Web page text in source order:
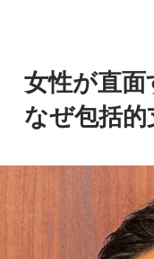
女性が直
なぜ包括